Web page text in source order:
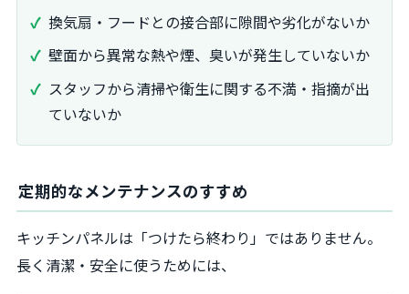
換気扇・フードとの接合部に隙間や劣化がないか
壁面から異常な熱や煙、臭いが発生していないか
スタッフから清掃や衛生に関する不満・指摘が出
ていないか
定期的なメンテナンスのすすめ
キッチンパネルは「つけたら終わり」ではありません。
長く清潔・安全に使うためには、